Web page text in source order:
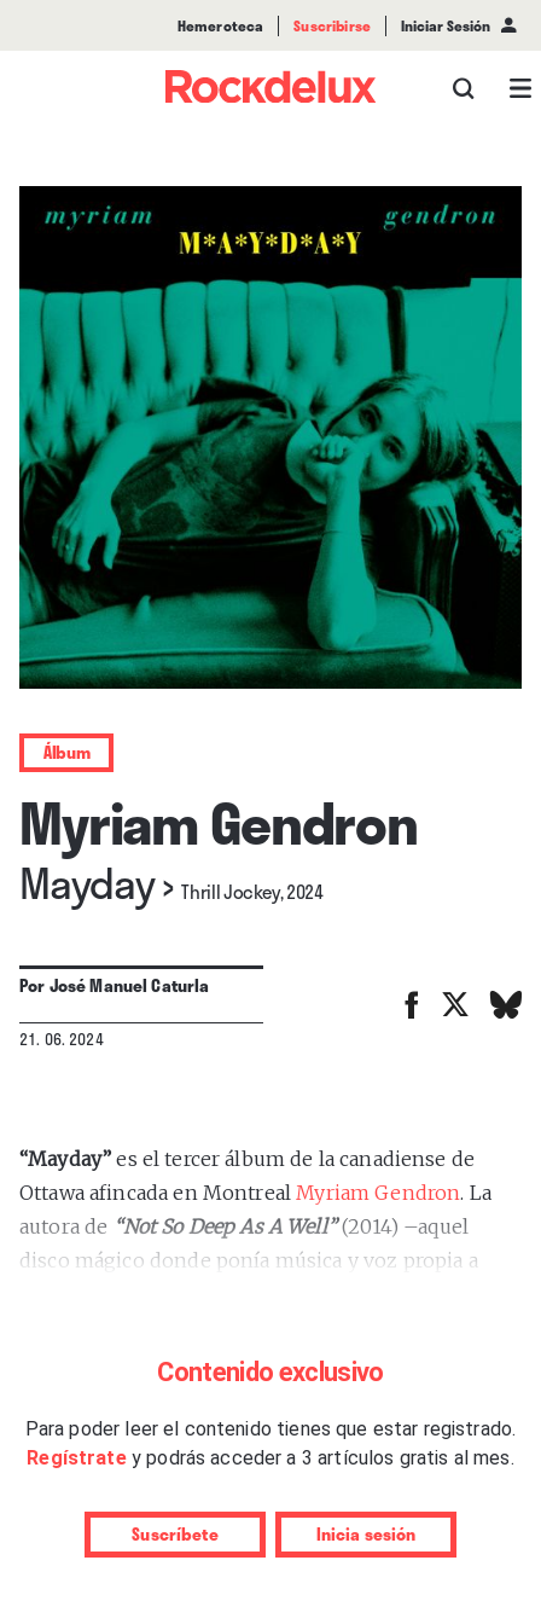
Hemeroteca Suscribirse Iniciar Sesión
Álbum
Myriam Gendron
Mayday›Thrill Jockey, 2024
PorJosé Manuel Caturla
21. 06. 2024
“Mayday” es el tercer álbum de la canadiense de
Ottawa afincada en Montreal Myriam Gendron. La
autora de “Not So Deep As A Well”(2014) –aquel
disco mágico donde ponía música y voz propia a
revisión del folk de la francófona Quebec y otros
de tradición y vanguardia que caracteriza sus
trabajos, más de lo primero que de lo segundo,
diferencia esta vez es que predominan las canciones
propias, tres cantadas en francés, otras tres en
Contenido exclusivo
Para poder leer el contenido tienes que estar registrado.
Regístrate y podrás acceder a 3 artículos gratis al mes.
Suscríbete Inicia sesión